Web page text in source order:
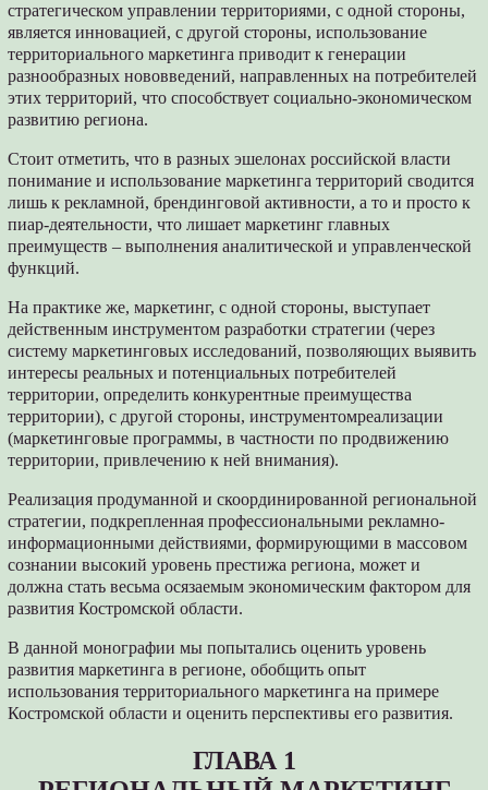
стратегическом управлении территориями, с одной стороны,
является инновацией, с другой стороны, использование
территориального маркетинга приводит к генерации
разнообразных нововведений, направленных на потребителей
этих территорий, что способствует социально-экономическом
развитию региона.
Стоит отметить, что в разных эшелонах российской власти
понимание и использование маркетинга территорий сводится
лишь к рекламной, брендинговой активности, а то и просто к
пиар-деятельности, что лишает маркетинг главных
преимуществ – выполнения аналитической и управленческой
функций.
На практике же, маркетинг, с одной стороны, выступает
действенным инструментом разработки стратегии (через
систему маркетинговых исследований, позволяющих выявить
интересы реальных и потенциальных потребителей
территории, определить конкурентные преимущества
территории), с другой стороны, инструментомреализации
(маркетинговые программы, в частности по продвижению
территории, привлечению к ней внимания).
Реализация продуманной и скоординированной региональной
стратегии, подкрепленная профессиональными рекламно-
информационными действиями, формирующими в массовом
сознании высокий уровень престижа региона, может и
должна стать весьма осязаемым экономическим фактором для
развития Костромской области.
В данной монографии мы попытались оценить уровень
развития маркетинга в регионе, обобщить опыт
использования территориального маркетинга на примере
Костромской области и оценить перспективы его развития.
ГЛАВА 1